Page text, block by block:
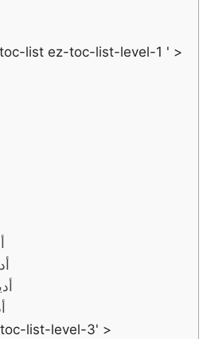
list ez-toc-list-level-1 ' >
list-level-3' >